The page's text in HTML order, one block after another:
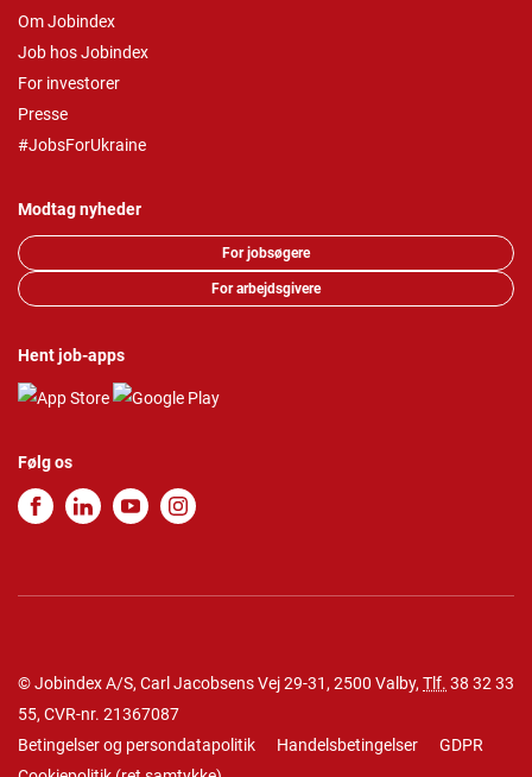
Om Jobindex
Job hos Jobindex
For investorer
Presse
#JobsForUkraine
Modtag nyheder
For jobsøgere
For arbejdsgivere
Hent job-apps
Følg os
© Jobindex A/S, Carl Jacobsens Vej 29-31, 2500 Valby, Tlf. 38 32 33
55, CVR-nr. 21367087
Betingelser og persondatapolitik
Handelsbetingelser
GDPR